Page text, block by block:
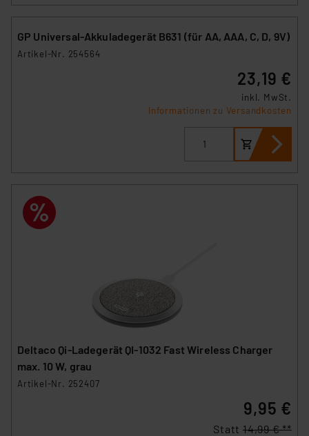
GP Universal-Akkuladegerät B631 (für AA, AAA, C, D, 9V)
Artikel-Nr. 254564
23,19 €
inkl. MwSt.
Informationen zu Versandkosten
Deltaco Qi-Ladegerät QI-1032 Fast Wireless Charger
max. 10 W, grau
Artikel-Nr. 252407
9,95 €
Statt 14,99 € **